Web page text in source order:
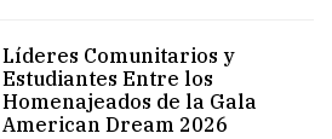
Líderes Comunitarios y
Estudiantes Entre los
Homenajeados de la Gala
American Dream 2026